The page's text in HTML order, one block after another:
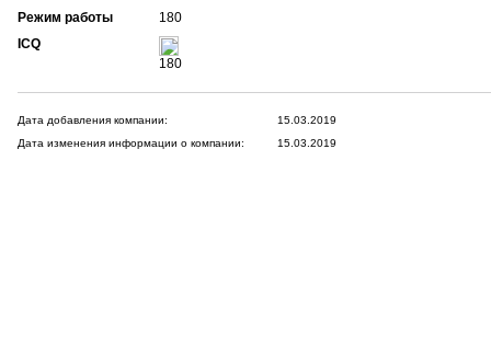
Режим работы
180
ICQ
180
Дата добавления компании:
15.03.2019
Дата изменения информации о компании:
15.03.2019